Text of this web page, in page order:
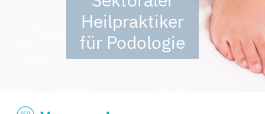
Heilpraktiker
für Podologie